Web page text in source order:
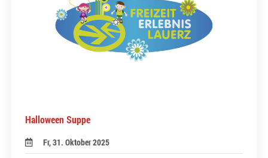
Halloween Suppe
Fr, 31. Oktober 2025